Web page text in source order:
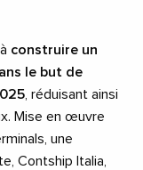
construire un
le but de
, réduisant ainsi
Mise en œuvre
une
Contship Italia,